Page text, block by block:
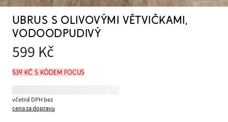
UBRUS S OLIVOVÝMI VĚTVIČKAMI,
VODOODPUDIVÝ
599 Kč
539 Kč s kódem FOCUS
včetně DPH bez
cena za dopravu